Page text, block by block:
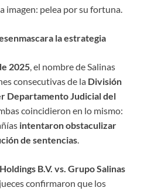
imagen: pelea por su fortuna.
la estrategia
2025, el nombre de Salinas
consecutivas de la División
Departamento Judicial del
coincidieron en lo mismo:
intentaron obstaculizar
de sentencias.
B.V. vs. Grupo Salinas
confirmaron que los